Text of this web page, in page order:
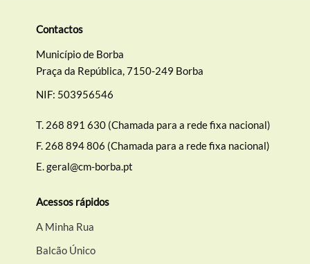
Contactos
Município de Borba
Praça da República, 7150-249 Borba
NIF: 503956546
T. 268 891 630 (Chamada para a rede fixa nacional)
F. 268 894 806 (Chamada para a rede fixa nacional)
E.geral@cm-borba.pt
Acessos rápidos
A Minha Rua
Balcão Único